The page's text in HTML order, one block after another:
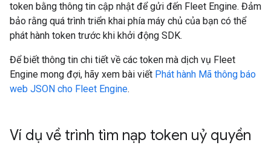
token bằng thông tin cập nhật để gửi đến Fleet Engine. Đảm
bảo rằng quá trình triển khai phía máy chủ của bạn có thể
phát hành token trước khi khởi động SDK.
Để biết thông tin chi tiết về các token mà dịch vụ Fleet
Engine mong đợi, hãy xem bài viết Phát hành Mã thông báo
web JSON cho Fleet Engine.
Ví dụ về trình tìm nạp token uỷ quyền